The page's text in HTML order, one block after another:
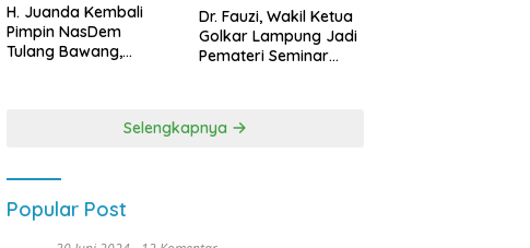
H. Juanda Kembali
Pimpin NasDem
Tulang Bawang,
Dr. Fauzi, Wakil Ketua
Golkar Lampung Jadi
Pemateri Seminar
Kebangsaan
Selengkapnya
Popular Post